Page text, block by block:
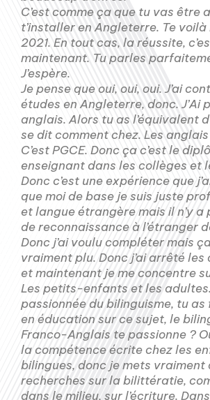
C’est comme ça que tu vas être
t’installer en Angleterre. Te
2021. En tout cas, la réussite,
maintenant. Tu parles
J’espère.
Je pense que oui, oui, oui. J’ai
études en Angleterre, donc. J’Ai
anglais. Alors tu as l’équivalent
se dit comment chez. Les
C’est PGCE. Donc ça c’est le
enseignant dans les collèges et
Donc c’est une expérience que
que moi de base je suis juste
et langue étrangère mais il n’y
de reconnaissance à l’étranger
Donc j’ai voulu compléter mais
vraiment plu. Donc j’ai arrêté
et maintenant je me concentre
Les petits-enfants et les
passionnée du bilinguisme, tu
en éducation sur ce sujet, le
Franco-Anglais te passionne ?
la compétence écrite chez les
bilingues, donc je mets vraiment
recherches sur la bilittératie,
dans le milieu, sur l’écriture.